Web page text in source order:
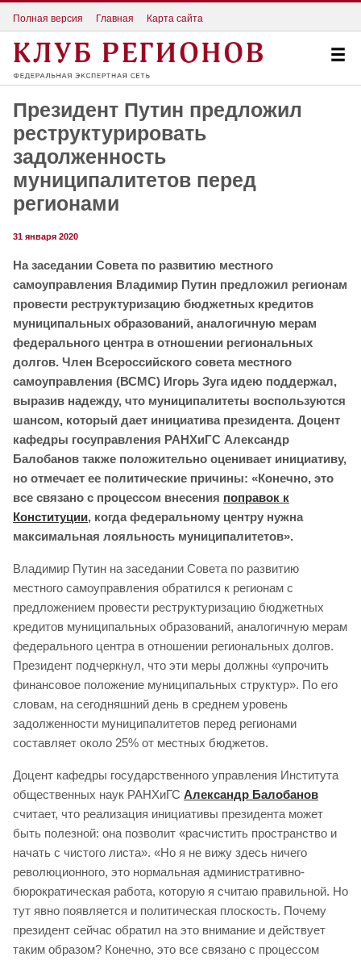
Полная версия Главная Карта сайта
Президент Путин предложил
реструктурировать
задолженность
муниципалитетов перед
регионами
31 января 2020
На заседании Совета по развитию местного
самоуправления Владимир Путин предложил регионам
провести реструктуризацию бюджетных кредитов
муниципальных образований, аналогичную мерам
федерального центра в отношении региональных
долгов. Член Всероссийского совета местного
самоуправления (ВСМС) Игорь Зуга идею поддержал,
выразив надежду, что муниципалитеты воспользуются
шансом, который дает инициатива президента. Доцент
кафедры госуправления РАНХиГС Александр
Балобанов также положительно оценивает инициативу,
но отмечает ее политические причины: «Конечно, это
все связано с процессом внесения поправок к
Конституции, когда федеральному центру нужна
максимальная лояльность муниципалитетов».
Владимир Путин на заседании Совета по развитию
местного самоуправления обратился к регионам с
предложением провести реструктуризацию бюджетных
кредитов муниципальных образований, аналогичную мерам
федерального центра в отношении региональных долгов.
Президент подчеркнул, что эти меры должны «упрочить
финансовое положение муниципальных структур». По его
словам, на сегодняшний день в среднем уровень
задолженности муниципалитетов перед регионами
составляет около 25% от местных бюджетов.
Доцент кафедры государственного управления Института
общественных наук РАНХиГС Александр Балобанов
считает, что реализация инициативы президента может
быть полезной: она позволит «расчистить пространство и
начать с чистого листа». «Но я не вижу здесь ничего
революционного, это нормальная административно-
бюрократическая работа, которую я считаю правильной. Но
тут явно появляется и политическая плоскость. Почему
президент сейчас обратил на это внимание и действует
таким образом? Конечно, это все связано с процессом